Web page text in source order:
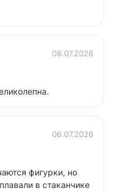
08.07.2026
06.07.2026
фигурки, но
в стаканчике